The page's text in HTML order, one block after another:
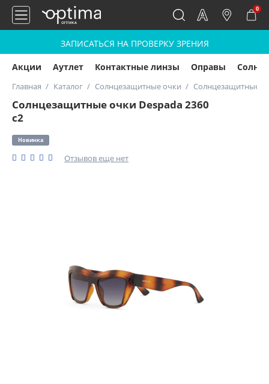
0
ЗАПИСАТЬСЯ НА ПРОВЕРКУ ЗРЕНИЯ
Акции Аутлет Контактные линзы Оправы
Главная Каталог Солнцезащитные очки Солнцезащитные
Солнцезащитные очки Despada 2360
с2
Новинка
Отзывов еще нет